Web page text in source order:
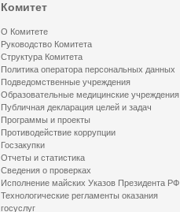
Комитет
О Комитете
Руководство Комитета
Структура Комитета
Политика оператора персональных данных
Подведомственные учреждения
Образовательные медицинские учреждения
Публичная декларация целей и задач
Программы и проекты
Противодействие коррупции
Госзакупки
Отчеты и статистика
Сведения о проверках
Исполнение майских Указов Президента РФ
Технологические регламенты оказания
госуслуг